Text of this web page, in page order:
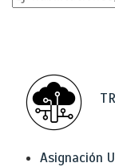
Asignación